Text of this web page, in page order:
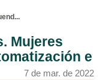
...
Mujeres
e
7 de mar. de 2022